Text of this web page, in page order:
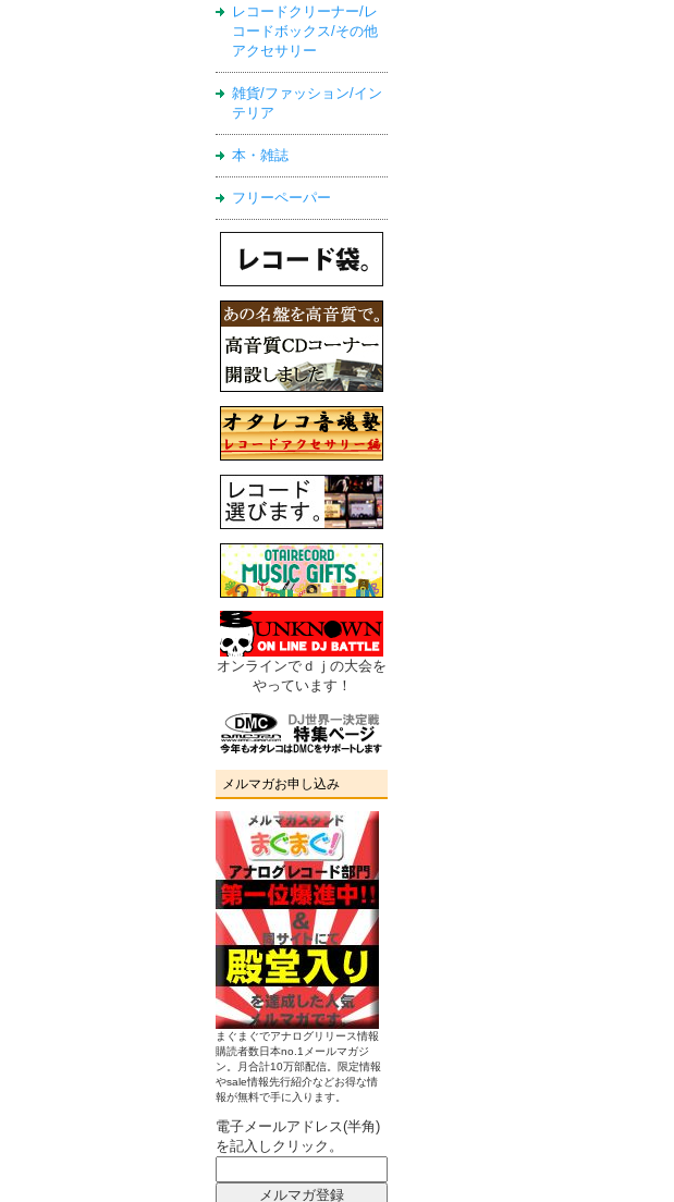
レコードクリーナー/レ
コードボックス/その他
アクセサリー
雑貨/ファッション/イン
テリア
本・雑誌
フリーペーパー
オンラインでｄｊの大会を
やっています！
メルマガお申し込み
まぐまぐでアナログリリース情報
購読者数日本no.1メールマガジ
ン。月合計10万部配信。限定情報
やsale情報先行紹介などお得な情
報が無料で手に入ります。
電子メールアドレス(半角)
を記入しクリック。